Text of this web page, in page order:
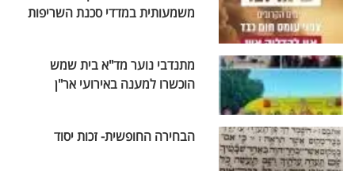
משמעותית במדדי סכנת השריפות
מתנדבי נוער מד"א בית שמש
הוכשרו למענה באירועי אר"ן
הבחירה החופשית- זכות יסוד